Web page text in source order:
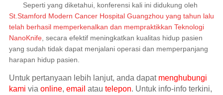
Seperti yang diketahui, konferensi kali ini didukung oleh
St.Stamford Modern Cancer Hospital Guangzhou yang tahun lalu
telah berhasil memperkenalkan dan mempraktikkan Teknologi
NanoKnife, secara efektif meningkatkan kualitas hidup pasien
yang sudah tidak dapat menjalani operasi dan memperpanjang
harapan hidup pasien.
Untuk pertanyaan lebih lanjut, anda dapat menghubungi
kami via online, email atau telepon. Untuk info-info terkini,